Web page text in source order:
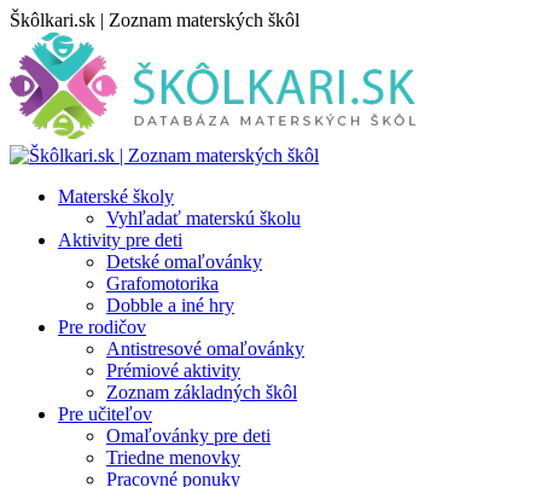
Skip
content
Škôlkari.sk | Zoznam materských škôl
Materské školy
Vyhľadať materskú školu
Aktivity pre deti
Detské omaľovánky
Grafomotorika
Dobble a iné hry
Pre rodičov
Antistresové omaľovánky
Prémiové aktivity
Zoznam základných škôl
Pre učiteľov
Omaľovánky pre deti
Triedne menovky
Pracovné ponuky